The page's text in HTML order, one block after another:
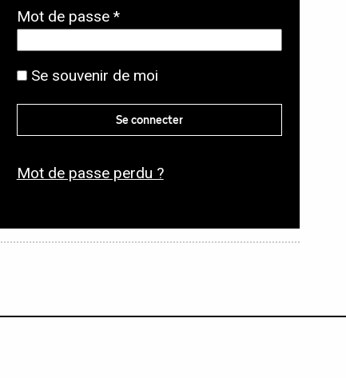
i
g
t
o
r
Mot de passe *O
g
a
o
r
Se souvenir de moi
Se connecter
Mot de passe perdu ?